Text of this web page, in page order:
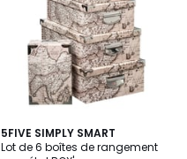
5FIVE SIMPLY SMART
Lot de 6 boîtes de rangement
3
Couleurs